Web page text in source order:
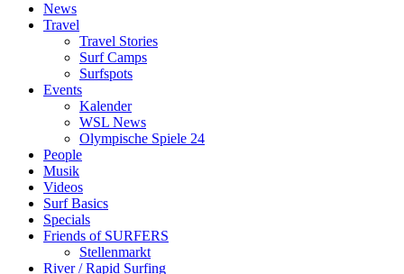
News
Travel
Travel Stories
Surf Camps
Surfspots
Events
Kalender
WSL News
Olympische Spiele 24
People
Musik
Videos
Surf Basics
Specials
Friends of SURFERS
Stellenmarkt
River / Rapid Surfing